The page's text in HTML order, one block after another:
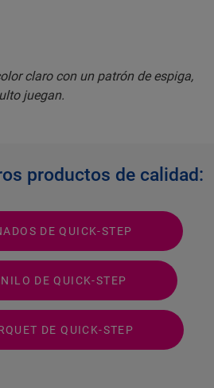
productos de calidad:
DE QUICK-STEP
DE QUICK-STEP
DE QUICK-STEP